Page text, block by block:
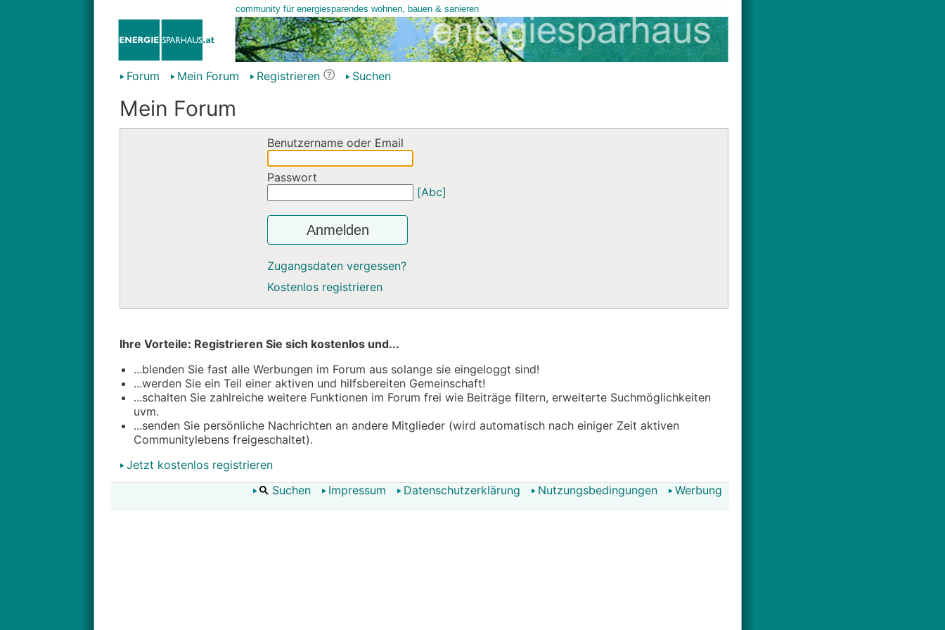
Forum Mein Forum Registrieren Suchen
Mein Forum
Benutzername oder Email
Passwort
[Abc]
Anmelden
Zugangsdaten vergessen?
Kostenlos registrieren
Ihre Vorteile: Registrieren Sie sich kostenlos und...
...blenden Sie fast alle Werbungen im Forum aus solange sie eingeloggt sind!
...werden Sie ein Teil einer aktiven und hilfsbereiten Gemeinschaft!
...schalten Sie zahlreiche weitere Funktionen im Forum frei wie Beiträge filtern, erweiterte Suchmöglichkeiten
uvm.
...senden Sie persönliche Nachrichten an andere Mitglieder (wird automatisch nach einiger Zeit aktiven
Communitylebens freigeschaltet).
Jetzt kostenlos registrieren
Suchen
Impressum Datenschutzerklärung Nutzungsbedingungen Werbung